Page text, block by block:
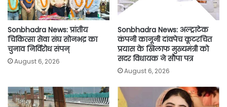
Sonbhadra News: प्रांतीय
चिकित्सा सेवा संघ सोनभद्र का
चुनाव निर्विरोध संपन्
August 6, 2026
Sonbhadra News: अल्ट्राटेक
कंपनी कानूनी दांवपेच कूटरचित
प्रयास के खिलाफ मुख्यमंत्री को
सदर विधायक ने सौपा पत्र
August 6, 2026